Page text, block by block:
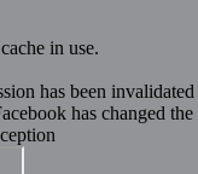
in use.
has been invalidated
has changed the